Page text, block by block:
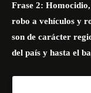
Frase 2:
robo a vehículos y
son de carácter
del país y hasta el